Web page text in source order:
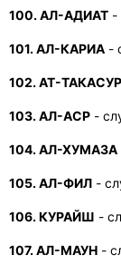
100. АЛ-АДИАТ -
101. АЛ-КАРИА -
102. АТ-ТАКАСУР
103. АЛ-АСР -
104. АЛ-ХУМАЗА
105. АЛ-ФИЛ -
106. КУРАЙШ -
107. АЛ-МАУН -